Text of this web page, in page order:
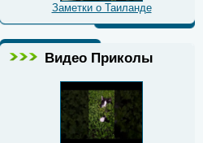
Заметки о Таиланде
Видео Приколы